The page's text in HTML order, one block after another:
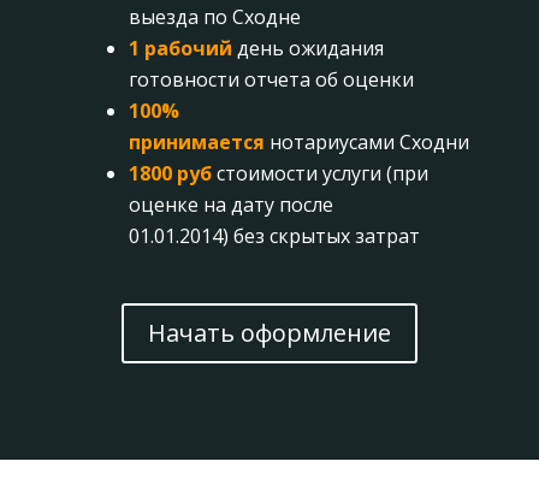
выезда по Сходне
1 рабочий день ожидания
готовности отчета об оценки
100%
принимается нотариусами Сходни
1800 рубстоимости услуги (при
оценке на дату после
01.01.2014) без скрытых затрат
Начать оформление